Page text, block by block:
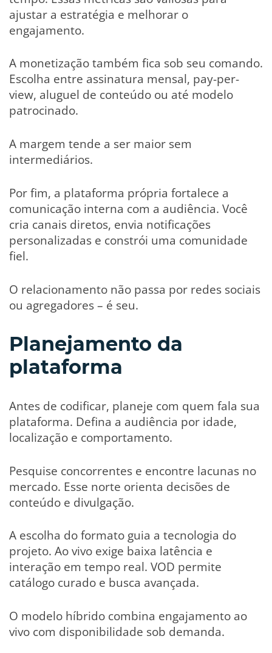
ajustar a estratégia e melhorar o
engajamento.
A monetização também fica sob seu comando.
Escolha entre assinatura mensal, pay-per-
view, aluguel de conteúdo ou até modelo
patrocinado.
A margem tende a ser maior sem
intermediários.
Por fim, a plataforma própria fortalece a
comunicação interna com a audiência. Você
cria canais diretos, envia notificações
personalizadas e constrói uma comunidade
fiel.
O relacionamento não passa por redes sociais
ou agregadores – é seu.
Planejamento da
plataforma
Antes de codificar, planeje com quem fala sua
plataforma. Defina a audiência por idade,
localização e comportamento.
Pesquise concorrentes e encontre lacunas no
mercado. Esse norte orienta decisões de
conteúdo e divulgação.
A escolha do formato guia a tecnologia do
projeto. Ao vivo exige baixa latência e
interação em tempo real. VOD permite
catálogo curado e busca avançada.
O modelo híbrido combina engajamento ao
vivo com disponibilidade sob demanda.